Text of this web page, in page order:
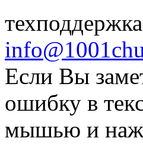
Если Вы
ошибку в
мышью и